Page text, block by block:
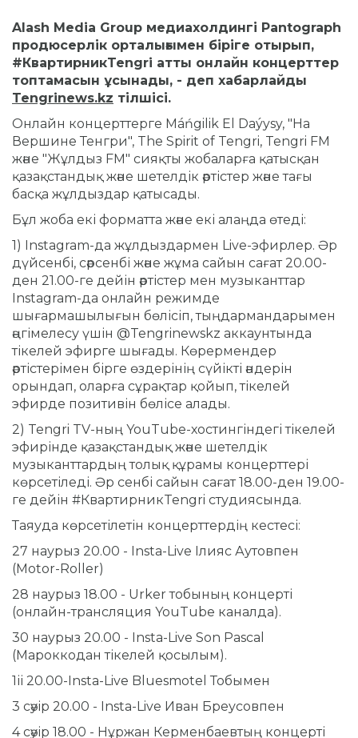
Alash Media Group медиахолдингі Pantograph
продюсерлік орталығымен біріге отырып,
#КвартирникTengri атты онлайн концерттер
топтамасын ұсынады, - деп хабарлайды
Tengrinews.kz тілшісі.
Онлайн концерттерге Máńgilik El Daýysy, "На
Вершине Тенгри", The Spirit of Tengri, Tengri FM
және "Жұлдыз FM" сияқты жобаларға қатысқан
қазақстандық және шетелдік әртістер және тағы
басқа жұлдыздар қатысады.
Бұл жоба екі форматта және екі алаңда өтеді:
1) Instagram-да жұлдыздармен Live-эфирлер. Әр
дүйсенбі, сәрсенбі және жұма сайын сағат 20.00-
ден 21.00-ге дейін әртістер мен музыканттар
Instagram-да онлайн режимде
шығармашылығын бөлісіп, тыңдармандарымен
әңгімелесу үшін @Tengrinewskz аккаунтында
тікелей эфирге шығады. Көрермендер
әртістерімен бірге өздерінің сүйікті әндерін
орындап, оларға сұрақтар қойып, тікелей
эфирде позитивін бөлісе алады.
2) Tengri TV-ның YouTube-хостингіндегі тікелей
эфирінде қазақстандық және шетелдік
музыканттардың толық құрамы концерттері
көрсетіледі. Әр сенбі сайын сағат 18.00-ден 19.00-
ге дейін #КвартирникTengri студиясында.
Таяуда көрсетілетін концерттердің кестесі:
27 наурыз 20.00 - Insta-Live Ілияс Аутовпен
(Motor-Roller)
28 наурыз 18.00 - Urker тобының концерті
(онлайн-трансляция YouTube каналда).
30 наурыз 20.00 - Insta-Live Son Pascal
(Мароккодан тікелей қосылым).
1іі 20.00-Insta-Live Bluesmotel Тобымен
3 сәуір 20.00 - Insta-Live Иван Бреусовпен
4 сәуір 18.00 - Нұржан Керменбаевтың концерті